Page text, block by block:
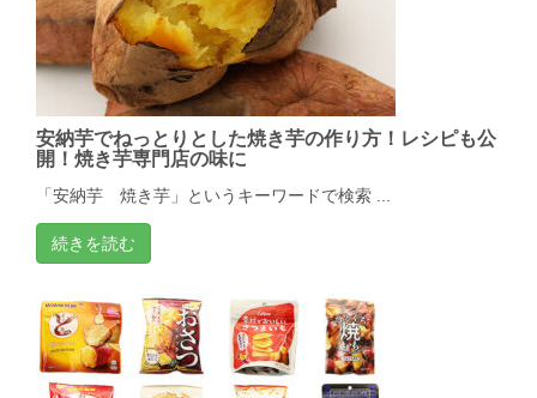
安納芋でねっとりとした焼き芋の作り方！レシピも公
開！焼き芋専門店の味に
「安納芋 焼き芋」というキーワードで検索 ...
続きを読む